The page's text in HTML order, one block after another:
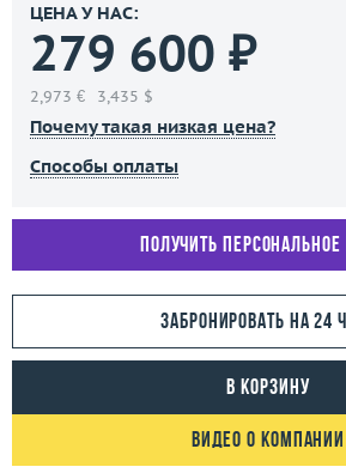
ЦЕНА У НАС:
279 600 ₽
2,973 € 3,435 $
Почему такая низкая цена?
Способы оплаты
Получить персональное
Забронировать на 24
В корзину
Видео о компании